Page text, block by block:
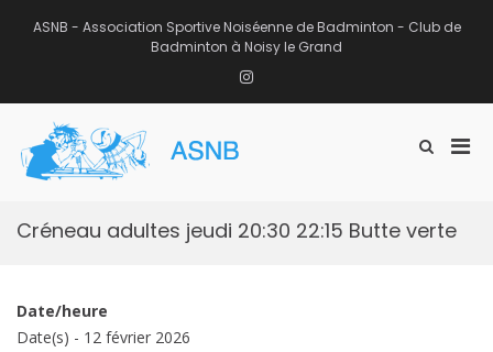
ASNB - Association Sportive Noiséenne de Badminton - Club de
Badminton à Noisy le Grand
Instagram
Afficher
recherche
Créneau adultes jeudi 20:30 22:15 Butte verte
Date/heure
Date(s) - 12 février 2026